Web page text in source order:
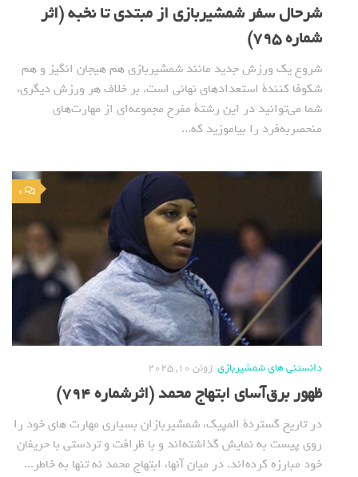
شرحال سفر شمشیربازی از مبتدی تا نخبه (اثر
شماره 795)
شروع یک ورزش جدید مانند شمشیربازی هم هیجان انگیز و هم
شکوفا کنندة استعدادهای نهانی است. بر خلاف هر ورزش دیگری،
شما می‌توانید در این رشتة مفرح مجموعه‌ای از مهارت‌های
منحصربه‌فرد را بیاموزید که...
0
دانستنی های شمشیربازی ژوئن 10, 2025
ظهور برق‌آسای ابتهاج محمد (اثرشماره 794)
در تاریخ گستردة المپیک، شمشیربازان بسیاری مهارت های خود را
روی پیست به نمایش گذاشته‌اند و با ظرافت و تردستی با حریفان
خود مبارزه کرده‌اند. در میان آنها، ابتهاج محمد نه تنها به خاطر...